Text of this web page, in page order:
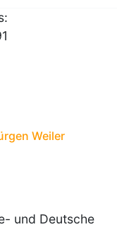
Weiler
und Deutsche